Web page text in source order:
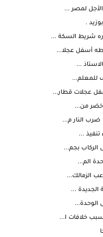
لمصر ...
.
شريط السكة ...
أسفل عجلا...
...
عجلات قطار...
من...
النار م...
تنفيذ ...
الركاب بجم...
الم...
الزمالك...
الجديدة ...
الوحدة...
خلافات ا...